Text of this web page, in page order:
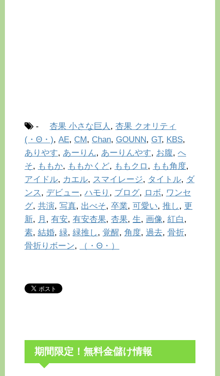
- 杏果 小さな巨人 , 杏果 クオリティ
(・Θ・), AE, CM, Chan, GOUNN, GT, KBS,
ありやす, あーりん, あーりんやす, お腹, へ
そ, ももか, ももかくど, ももクロ , もも角度,
アイドル, カエル, スマイレージ, タイトル, ダ
ンス, デビュー, ハモり , ブログ, ロボ, ワンセ
グ, 共演, 写真, 出べそ, 卒業, 可愛い, 推し, 更
新, 月 , 有安, 有安杏果, 杏果, 生, 画像, 紅白 ,
素, 結婚, 緑, 緑推し, 覚醒, 角度, 過去, 骨折,
骨折りボーン, （・Θ・）
期間限定！無料金儲け情報